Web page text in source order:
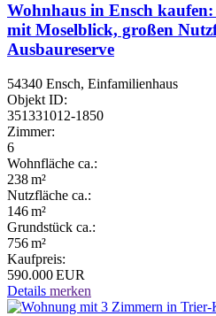
Wohnhaus in Ensch
mit Moselblick, großen
Ausbaureserve
54340 Ensch, Einfamilienhaus
Objekt ID:
351331012-1850
Zimmer:
6
Wohnfläche ca.:
238 m²
Nutzfläche ca.:
146 m²
Grund­stück ca.:
756 m²
Kaufpreis:
590.000 EUR
Details merken